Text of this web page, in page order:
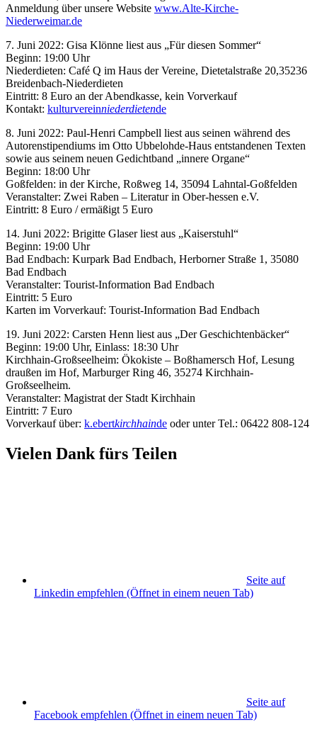
Anmeldung über unsere Website www.Alte-Kirche-
Niederweimar.de
7. Juni 2022: Gisa Klönne liest aus „Für diesen Sommer“
Beginn: 19:00 Uhr
Niederdieten: Café Q im Haus der Vereine, Dietetalstraße 20,35236
Breidenbach-Niederdieten
Eintritt: 8 Euro an der Abendkasse, kein Vorverkauf
Kontakt: kulturvereinniederdietende
8. Juni 2022: Paul-Henri Campbell liest aus seinen während des
Autorenstipendiums im Otto Ubbelohde-Haus entstandenen Texten
sowie aus seinem neuen Gedichtband „innere Organe“
Beginn: 18:00 Uhr
Goßfelden: in der Kirche, Roßweg 14, 35094 Lahntal-Goßfelden
Veranstalter: Zwei Raben – Literatur in Ober-hessen e.V.
Eintritt: 8 Euro / ermäßigt 5 Euro
14. Juni 2022: Brigitte Glaser liest aus „Kaiserstuhl“
Beginn: 19:00 Uhr
Bad Endbach: Kurpark Bad Endbach, Herborner Straße 1, 35080
Bad Endbach
Veranstalter: Tourist-Information Bad Endbach
Eintritt: 5 Euro
Karten im Vorverkauf: Tourist-Information Bad Endbach
19. Juni 2022: Carsten Henn liest aus „Der Geschichtenbäcker“
Beginn: 19:00 Uhr, Einlass: 18:30 Uhr
Kirchhain-Großseelheim: Ökokiste – Boßhamersch Hof, Lesung
draußen im Hof, Marburger Ring 46, 35274 Kirchhain-
Großseelheim.
Veranstalter: Magistrat der Stadt Kirchhain
Eintritt: 7 Euro
Vorverkauf über: k.ebertkirchhainde oder unter Tel.: 06422 808-124
Vielen Dank fürs Teilen
Seite auf
Linkedin empfehlen (Öffnet in einem neuen Tab)
Seite auf
Facebook empfehlen (Öffnet in einem neuen Tab)